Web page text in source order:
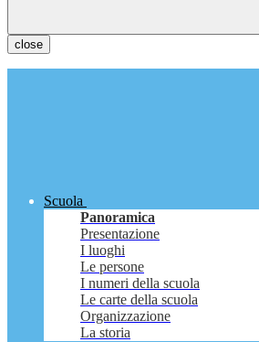
close
Scuola
Panoramica
Presentazione
I luoghi
Le persone
I numeri della scuola
Le carte della scuola
Organizzazione
La storia